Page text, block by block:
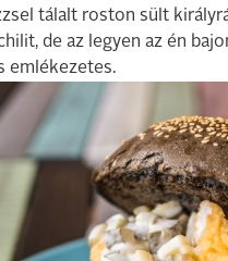
tálalt roston sült
de az legyen az én
emlékezetes.